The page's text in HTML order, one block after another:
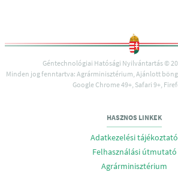
Géntechnológiai Hatósági Nyilvántartás ©
Minden jog fenntartva: Agrárminisztérium, Ajánlott
Google Chrome 49+, Safari 9+,
HASZNOS LINKEK
Adatkezelési tájékoztató
Felhasználási útmutató
Agrárminisztérium